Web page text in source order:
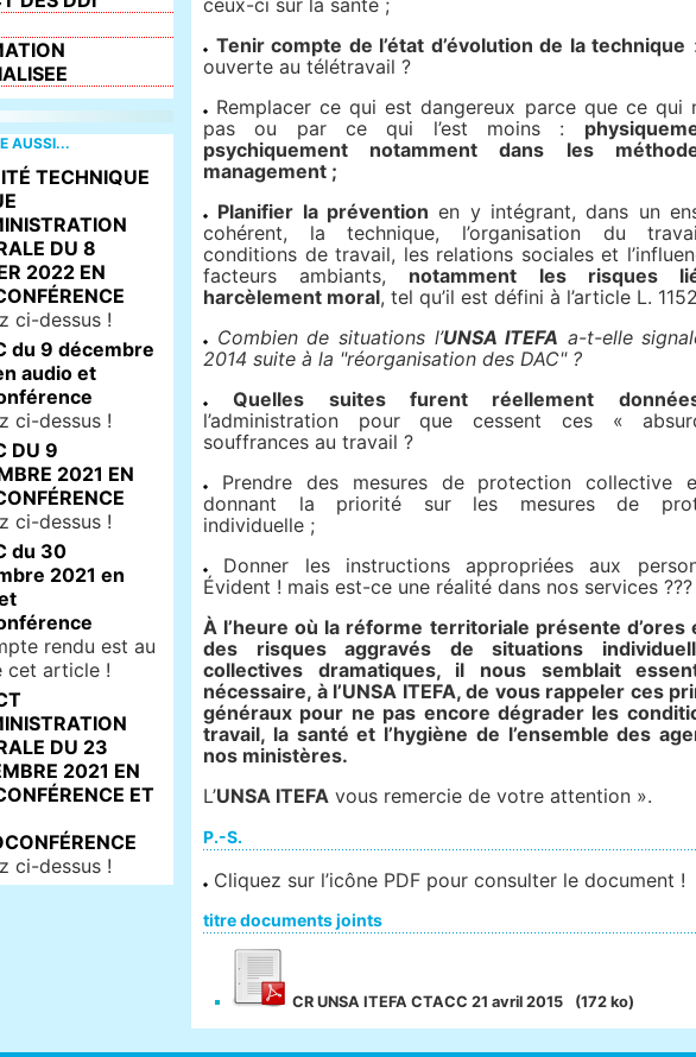
ceux-ci sur la santé ;
Tenir compte de l’état d’évolution de la technique
ouverte au télétravail ?
Remplacer ce qui est dangereux parce que ce qui
pas ou par ce qui l’est moins :
psychiquement notamment dans les
management ;
Planifier la prévention en y intégrant, dans un
cohérent, la technique, l’organisation du
conditions de travail, les relations sociales et
facteurs ambiants, notamment les risques
harcèlement moral, tel qu’il est défini à l’article L.
Combien de situations l’UNSA ITEFA a-t-elle
2014 suite à la "réorganisation des DAC" ?
Quelles suites furent réellement
l’administration pour que cessent ces «
souffrances au travail ?
Prendre des mesures de protection collective
donnant la priorité sur les mesures de
individuelle ;
Donner les instructions appropriées aux
Évident ! mais est-ce une réalité dans nos services ???
À l’heure où la réforme territoriale présente d’ores
des risques aggravés de situations
collectives dramatiques, il nous semblait
nécessaire, à l’UNSA ITEFA, de vous rappeler ces
généraux pour ne pas encore dégrader les
travail, la santé et l’hygiène de l’ensemble des
nos ministères.
L’UNSA ITEFA vous remercie de votre attention ».
P.-S.
Cliquez sur l’icône PDF pour consulter le document !
titre documents joints
CR UNSA ITEFA CTACC 21 avril 2015 (172 ko)
AUSSI...
TECHNIQUE
DU 8
2022 EN
ci-dessus !
du 9 décembre
audio et
ci-dessus !
DU 9
2021 EN
ci-dessus !
du 30
2021 en
rendu est au
cet article !
DU 23
2021 EN
ET
ci-dessus !